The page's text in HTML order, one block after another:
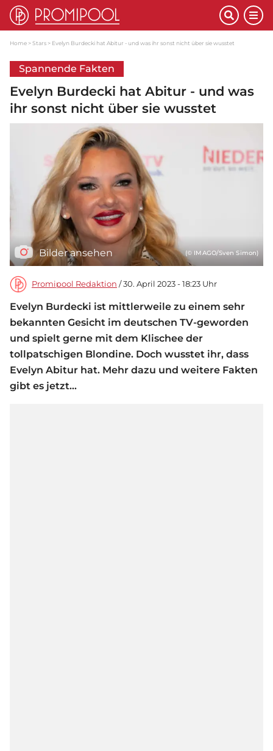
Home Stars Evelyn Burdecki hat Abitur - und was ihr sonst nicht über sie wusstet
Spannende Fakten
Evelyn Burdecki hat Abitur - und was
ihr sonst nicht über sie wusstet
Bilder ansehen (© IMAGO/Sven Simon)
Promipool Redaktion / 30. April 2023 - 18:23 Uhr
Evelyn Burdecki ist mittlerweile zu einem sehr
bekannten Gesicht im deutschen TV-geworden
und spielt gerne mit dem Klischee der
tollpatschigen Blondine. Doch wusstet ihr, dass
Evelyn Abitur hat. Mehr dazu und weitere Fakten
gibt es jetzt...